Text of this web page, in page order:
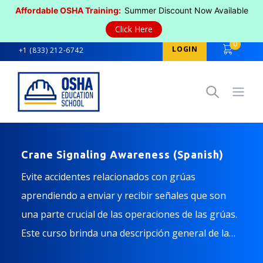
Affordable OSHA Training: Summer Discount Now Available
Click Here
+1 (833) 212-6742 LOGIN
0
Crane Signaling Awareness (Spanish)
Evite accidentes relacionados con grúas
aprendiendo a enviar y recibir señales que son
una parte crucial de las operaciones de las grúas.
Este curso brinda una descripción general de la